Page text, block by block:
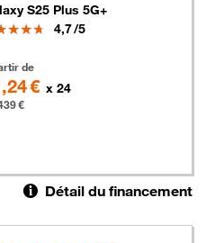
S25 Plus 5G+
Note
4,7/5
de
€ x 24
€
Détail du financement